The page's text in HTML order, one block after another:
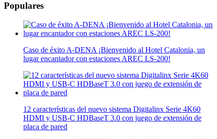
Populares
Caso de éxito A-DENA ¡Bienvenido al Hotel Catalonia, un
lugar encantador con estaciones AREC LS-200!
12 características del nuevo sistema Digitalinx Serie 4K60
HDMI y USB-C HDBaseT 3.0 con juego de extensión de
placa de pared